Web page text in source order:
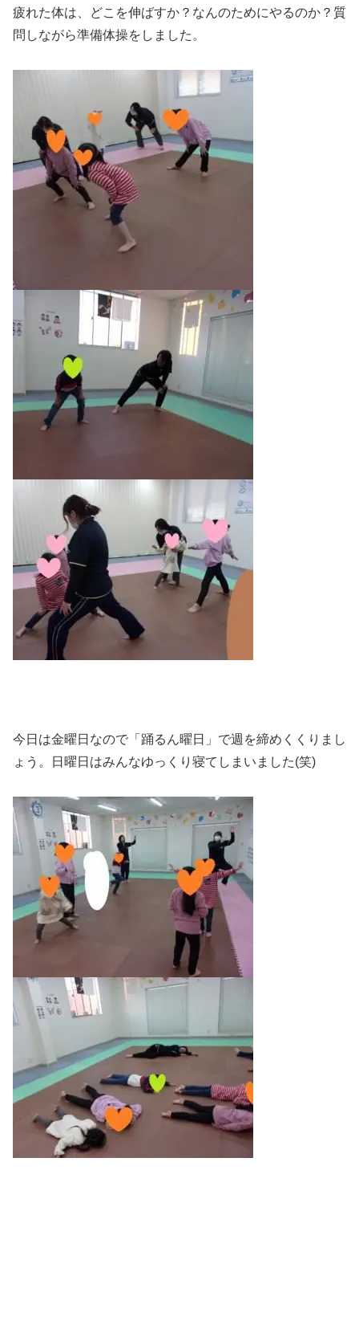
疲れた体は、どこを伸ばすか？なんのためにやるのか？質
問しながら準備体操をしました。
今日は金曜日なので「踊るん曜日」で週を締めくくりまし
ょう。日曜日はみんなゆっくり寝てしまいました(笑)